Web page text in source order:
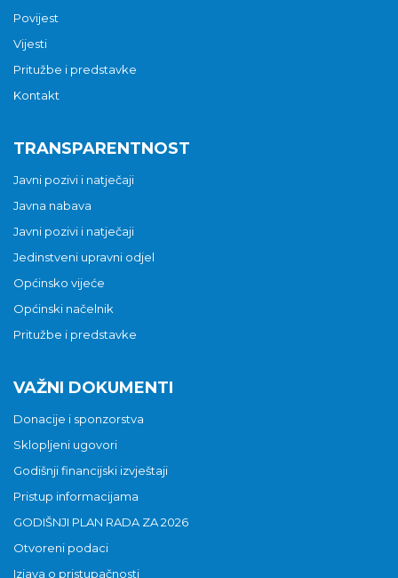
Povijest
Vijesti
Pritužbe i predstavke
Kontakt
TRANSPARENTNOST
Javni pozivi i natječaji
Javna nabava
Javni pozivi i natječaji
Jedinstveni upravni odjel
Općinsko vijeće
Općinski načelnik
Pritužbe i predstavke
VAŽNI DOKUMENTI
Donacije i sponzorstva
Sklopljeni ugovori
Godišnji financijski izvještaji
Pristup informacijama
GODIŠNJI PLAN RADA ZA 2026
Otvoreni podaci
Izjava o pristupačnosti